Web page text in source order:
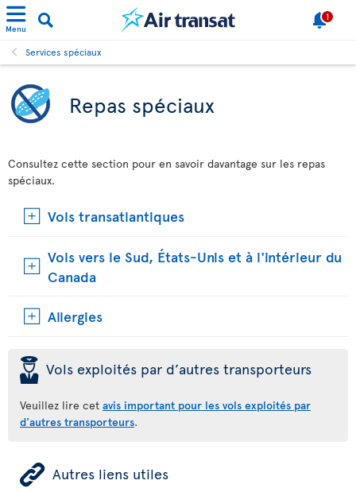
Menu
1
Services spéciaux
Repas spéciaux
Consultez cette section pour en savoir davantage sur les repas
spéciaux.
Vols transatlantiques
Vols vers le Sud, États-Unis et à l'intérieur du
Canada
Allergies
þ Vols exploités par d’autres transporteurs
Veuillez lire cet avis important pour les vols exploités par
d'autres transporteurs.
ÿ Autres liens utiles